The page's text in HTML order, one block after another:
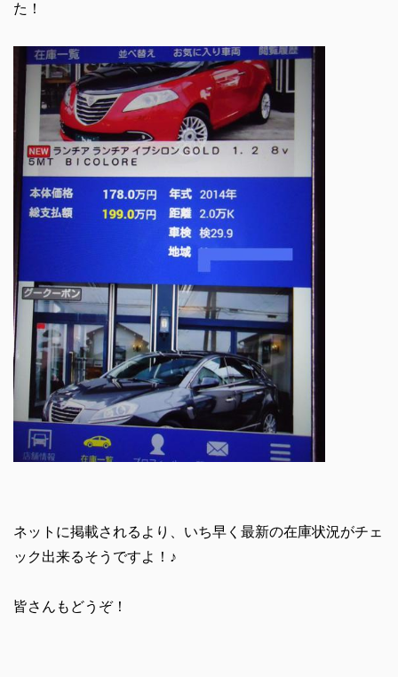
た！
ネットに掲載されるより、いち早く最新の在庫状況がチェ
ック出来るそうですよ！♪
皆さんもどうぞ！